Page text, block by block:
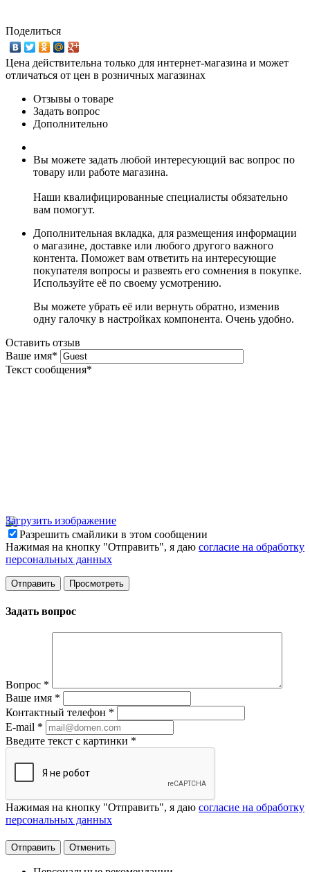
Поделиться
Цена действительна только для интернет-магазина и может
отличаться от цен в розничных магазинах
Отзывы о товаре
Задать вопрос
Дополнительно
Вы можете задать любой интересующий вас вопрос по
товару или работе магазина.
Наши квалифицированные специалисты обязательно
вам помогут.
Дополнительная вкладка, для размещения информации
о магазине, доставке или любого другого важного
контента. Поможет вам ответить на интересующие
покупателя вопросы и развеять его сомнения в покупке.
Используйте её по своему усмотрению.
Вы можете убрать её или вернуть обратно, изменив
одну галочку в настройках компонента. Очень удобно.
Оставить отзыв
Ваше имя*
Текст сообщения*
Загрузить изображение
Разрешить смайлики в этом сообщении
Нажимая на кнопку "Отправить", я даю согласие на обработку
персональных данных
Задать вопрос
Вопрос *
Ваше имя *
Контактный телефон *
E-mail *
Введите текст с картинки *
Нажимая на кнопку "Отправить", я даю согласие на обработку
персональных данных
Отменить